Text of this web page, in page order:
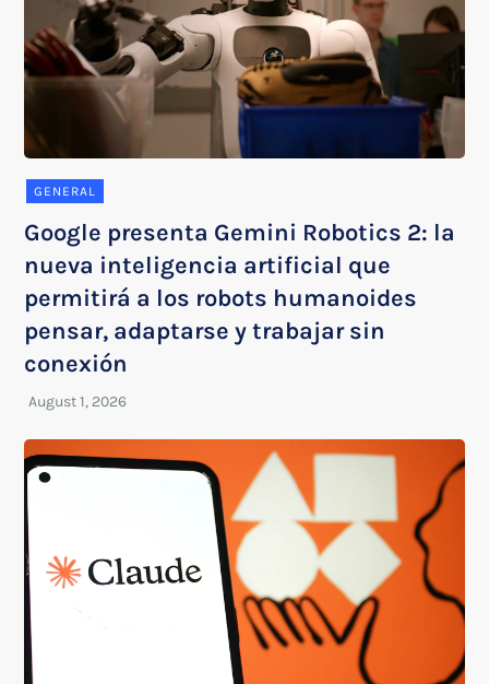
GENERAL
Google presenta Gemini Robotics 2: la
nueva inteligencia artificial que
permitirá a los robots humanoides
pensar, adaptarse y trabajar sin
conexión